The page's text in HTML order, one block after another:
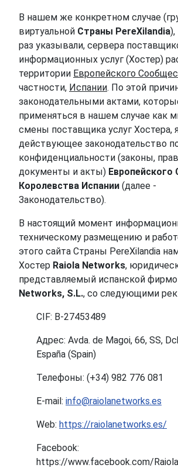
В нашем же конкретном случае
виртуальной Страны PereXilandia
раз указывали, сервера
информационных услуг (Хостер)
территории Европейского
частности, Испании. По этой
законодательными актами,
применяться в нашем случае как
смены поставщика услуг Хостера,
действующее законодательство
конфиденциальности (законы,
документы и акты)
Королевства Испании (далее -
Законодательство).
В настоящий момент
техническому размещению и
этого сайта Страны PereXilandia
Хостер Raiola Networks,
представляемый испанской
Networks, S.L., со следующими
CIF: B-27453489
Адрес: Avda. de Magoi, 66, SS,
España (Spain)
Телефоны: (+34) 982 776 081
E-mail: info@raiolanetworks.es
Web: https://raiolanetworks.es/
Facebook:
https://www.facebook.com/